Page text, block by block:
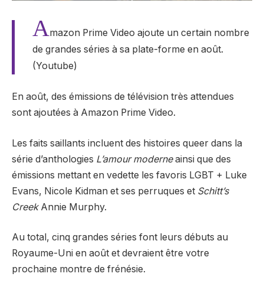
Amazon Prime Video ajoute un certain nombre
de grandes séries à sa plate-forme en août.
(Youtube)
En août, des émissions de télévision très attendues
sont ajoutées à Amazon Prime Video.
Les faits saillants incluent des histoires queer dans la
série d’anthologies L’amour moderneainsi que des
émissions mettant en vedette les favoris LGBT + Luke
Evans, Nicole Kidman et ses perruques et Schitt’s
CreekAnnie Murphy.
Au total, cinq grandes séries font leurs débuts au
Royaume-Uni en août et devraient être votre
prochaine montre de frénésie.